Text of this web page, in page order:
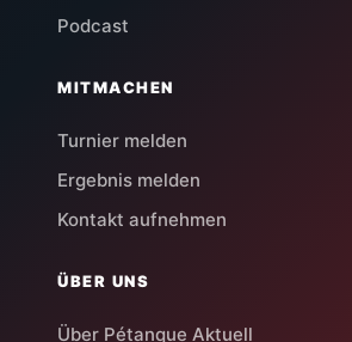
Podcast
MITMACHEN
Turnier melden
Ergebnis melden
Kontakt aufnehmen
ÜBER UNS
Über Pétanque Aktuell